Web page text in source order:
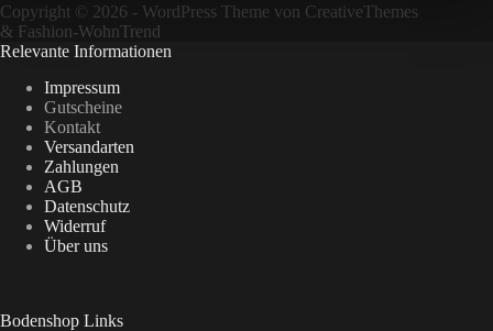
Copyright © 2026 - WordPress Theme von CreativeThemes
& Fashion-WohnTrend
Relevante Informationen
Impressum
Gutscheine
Kontakt
Versandarten
Zahlungen
AGB
Datenschutz
Widerruf
Über uns
Bodenshop Links